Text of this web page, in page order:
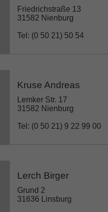
Friedrichstraße 13
31582 Nienburg
Tel: (0 50 21) 50 54
Kruse Andreas
Lemker Str. 17
31582 Nienburg
Tel: (0 50 21) 9 22 99 00
Lerch Birger
Grund 2
31636 Linsburg